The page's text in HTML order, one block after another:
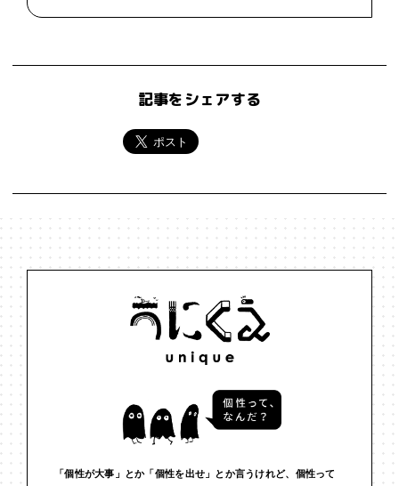
記事をシェアする
「個性が大事」とか「個性を出せ」とか言うけれど、個性って